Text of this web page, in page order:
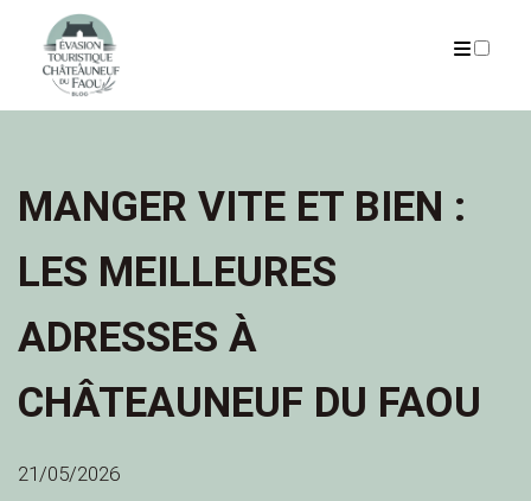
MANGER VITE ET BIEN :
LES MEILLEURES
ADRESSES À
CHÂTEAUNEUF DU FAOU
21/05/2026